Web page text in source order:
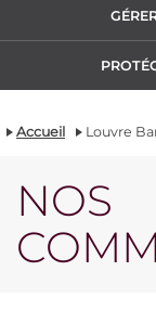
Accueil Louvre
NOS